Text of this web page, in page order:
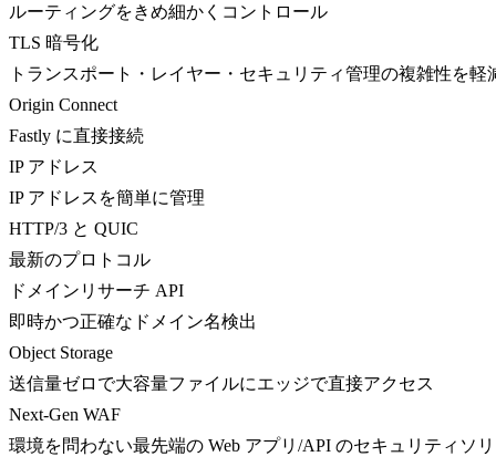
ルーティングをきめ細かくコントロール
TLS 暗号化
トランスポート・レイヤー・セキュリティ管理の複雑性を軽
Origin Connect
Fastly に直接接続
IP アドレス
IP アドレスを簡単に管理
HTTP/3 と QUIC
最新のプロトコル
ドメインリサーチ API
即時かつ正確なドメイン名検出
Object Storage
送信量ゼロで大容量ファイルにエッジで直接アクセス
Next-Gen WAF
環境を問わない最先端の Web アプリ/API のセキュリティソ